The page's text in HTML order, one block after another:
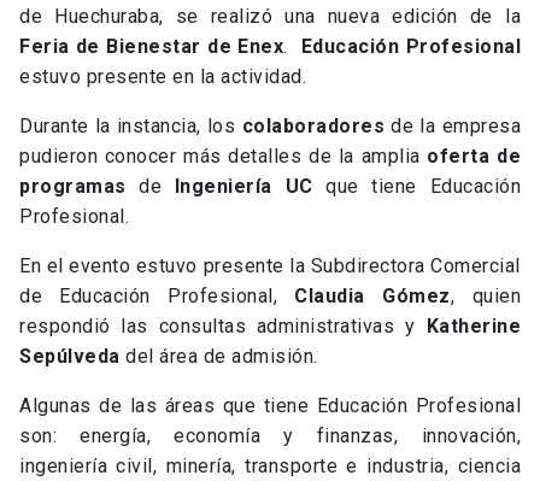
de Huechuraba, se realizó una nueva edición de la
Feria de Bienestar de Enex. Educación Profesional
estuvo presente en la actividad.
Durante la instancia, los colaboradores de la empresa
pudieron conocer más detalles de la amplia oferta de
programas de Ingeniería UC que tiene Educación
Profesional.
En el evento estuvo presente la Subdirectora Comercial
de Educación Profesional, Claudia Gómez, quien
respondió las consultas administrativas y Katherine
Sepúlveda del área de admisión.
Algunas de las áreas que tiene Educación Profesional
son: energía, economía y finanzas, innovación,
ingeniería civil, minería, transporte e industria, ciencia